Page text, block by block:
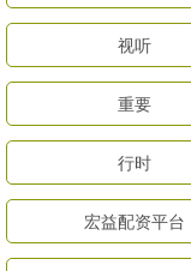
视听
重要
行时
宏益配资平台